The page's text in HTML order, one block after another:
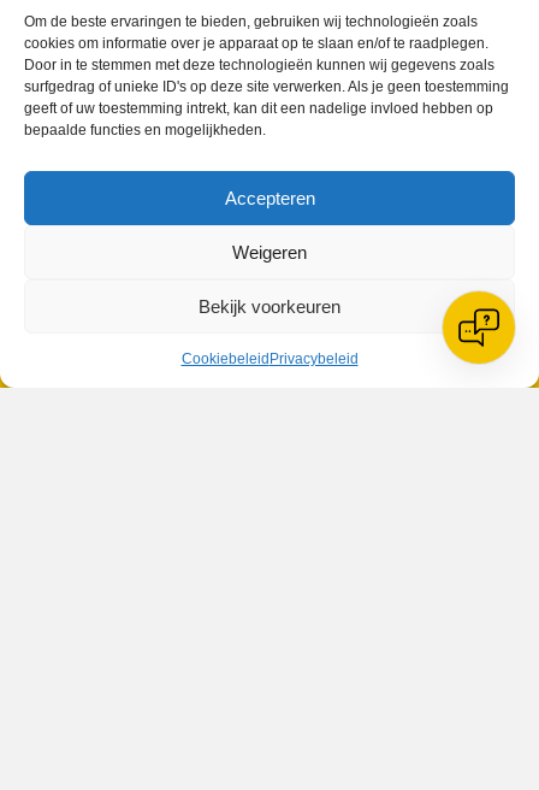
Om de beste ervaringen te bieden, gebruiken wij technologieën zoals
cookies om informatie over je apparaat op te slaan en/of te raadplegen.
Door in te stemmen met deze technologieën kunnen wij gegevens zoals
surfgedrag of unieke ID's op deze site verwerken. Als je geen toestemming
geeft of uw toestemming intrekt, kan dit een nadelige invloed hebben op
bepaalde functies en mogelijkheden.
Accepteren
Weigeren
Bekijk voorkeuren
Cookiebeleid Privacybeleid
Berichten seizoen 2017-2018